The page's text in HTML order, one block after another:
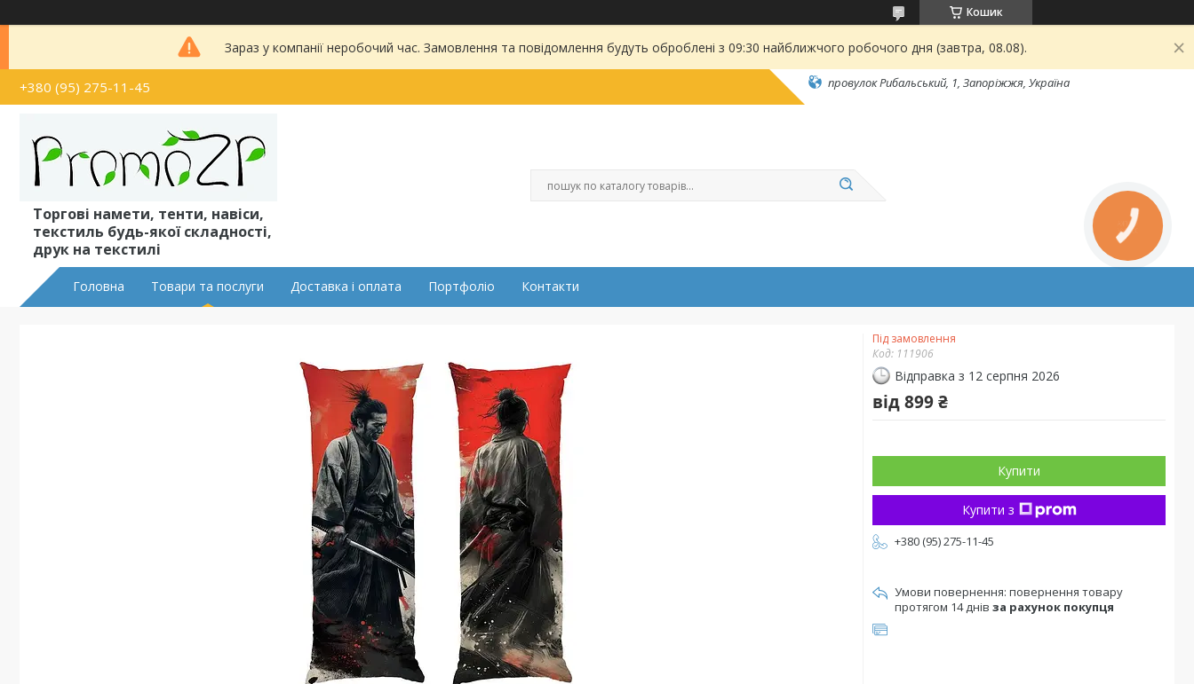
Кошик
Зараз у компанії неробочий час. Замовлення та повідомлення будуть оброблені з 09:30 найближчого робочого дня (завтра, 08.08).
+380 (95) 275-11-45 провулок Рибальський, 1, Запоріжжя, Україна
Торгові намети, тенти, навіси,
текстиль будь-якої складності,
друк на текстилі
Головна Товари та послуги Доставка і оплата Портфоліо Контакти
Під замовлення
Код: 111906
Відправка з 12 серпня 2026
від899 ₴
Купити
Купити з
+380 (95) 275-11-45
повернення товару
протягом 14 днів за рахунок покупця
КНОПКА
ЗВ'ЯЗКУ